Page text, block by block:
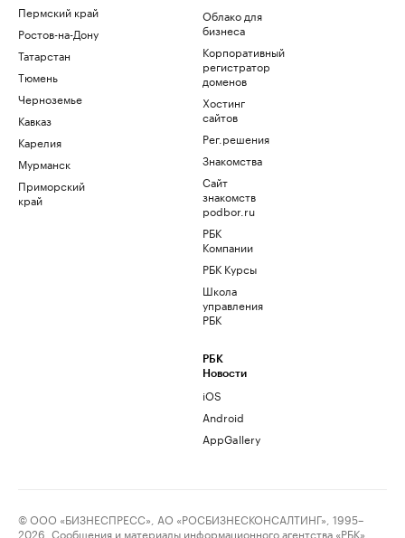
Пермский край
Ростов-на-Дону
Татарстан
Тюмень
Черноземье
Кавказ
Карелия
Мурманск
Приморский
край
Облако для
бизнеса
Корпоративный
регистратор
доменов
Хостинг
сайтов
Рег.решения
Знакомства
Сайт
знакомств
podbor.ru
РБК
Компании
РБК Курсы
Школа
управления
РБК
РБК
Новости
iOS
Android
AppGallery
© ООО «БИЗНЕСПРЕСС», АО «РОСБИЗНЕСКОНСАЛТИНГ», 1995–
2026. Сообщения и материалы информационного агентства «РБК»